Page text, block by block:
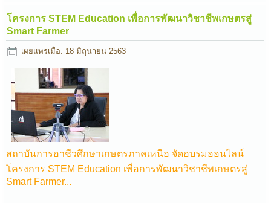
โครงการ STEM Education เพื่อการพัฒนาวิชาชีพเกษตรสู่
Smart Farmer
เผยแพร่เมื่อ: 18 มิถุนายน 2563
สถาบันการอาชีวศึกษาเกษตรภาคเหนือ จัดอบรมออนไลน์
โครงการ STEM Education เพื่อการพัฒนาวิชาชีพเกษตรสู่
Smart Farmer...